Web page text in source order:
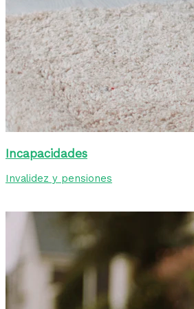
Incapacidades
Invalidez y pensiones